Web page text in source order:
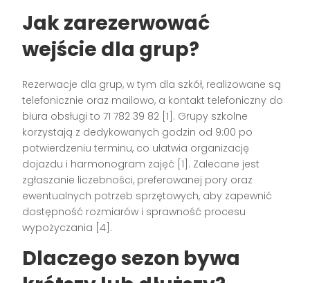
Jak zarezerwować
wejście dla grup?
Rezerwacje dla grup, w tym dla szkół, realizowane są
telefonicznie oraz mailowo, a kontakt telefoniczny do
biura obsługi to 71 782 39 82 [1]. Grupy szkolne
korzystają z dedykowanych godzin od 9:00 po
potwierdzeniu terminu, co ułatwia organizację
dojazdu i harmonogram zajęć [1]. Zalecane jest
zgłaszanie liczebności, preferowanej pory oraz
ewentualnych potrzeb sprzętowych, aby zapewnić
dostępność rozmiarów i sprawność procesu
wypożyczania [4].
Dlaczego sezon bywa